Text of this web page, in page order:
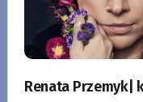
Renata Przemyk|